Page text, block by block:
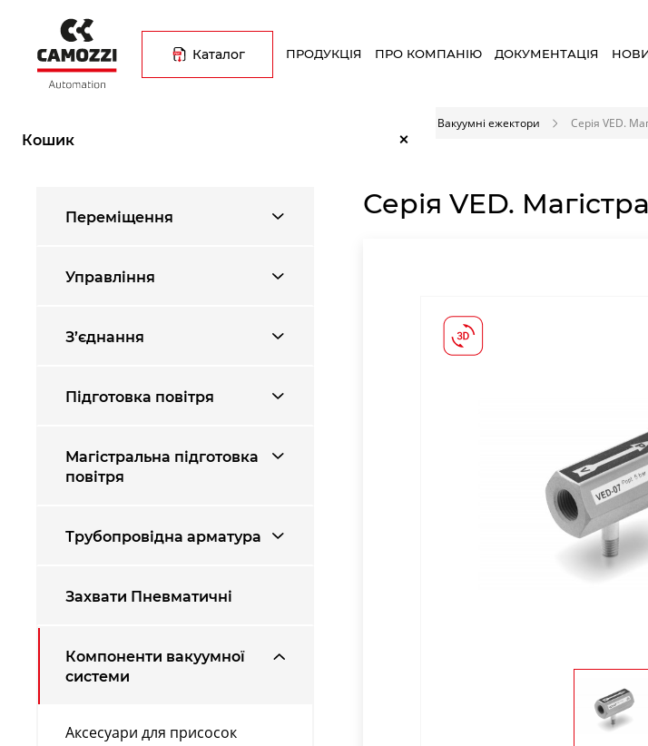
основного
вмісту
Каталог ПРОДУКЦІЯ ПРО КОМПАНІЮ ДОКУМЕНТАЦІЯ
Кошик ×
навіґації
Вакуумні ежектори Серія VED.
Переміщення
Управління
З’єднання
Підготовка повітря
Магістральна підготовка
повітря
Трубопровідна арматура
Захвати Пневматичні
Компоненти вакуумної
системи
Аксесуари для присосок
Серія VED.